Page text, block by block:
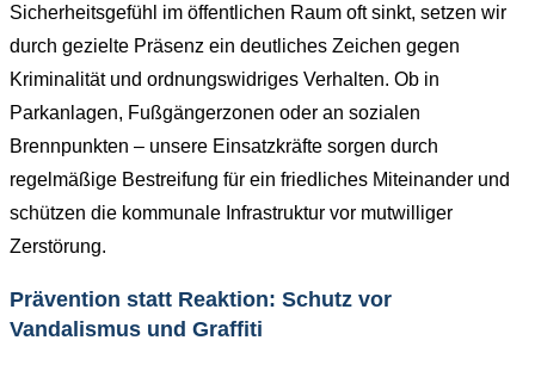
Sicherheitsgefühl im öffentlichen Raum oft sinkt, setzen wir
durch gezielte Präsenz ein deutliches Zeichen gegen
Kriminalität und ordnungswidriges Verhalten. Ob in
Parkanlagen, Fußgängerzonen oder an sozialen
Brennpunkten – unsere Einsatzkräfte sorgen durch
regelmäßige Bestreifung für ein friedliches Miteinander und
schützen die kommunale Infrastruktur vor mutwilliger
Zerstörung.
Prävention statt Reaktion: Schutz vor
Vandalismus und Graffiti